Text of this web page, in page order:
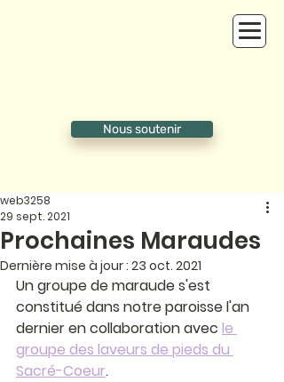
Nous soutenir
Prochaines Maraudes
web3258
29 sept. 2021
Dernière mise à jour : 23 oct. 2021
Un groupe de maraude s'est
constitué dans notre paroisse l'an
dernier en collaboration avec le
groupe des laveurs de pieds du
Sacré-Coeur.